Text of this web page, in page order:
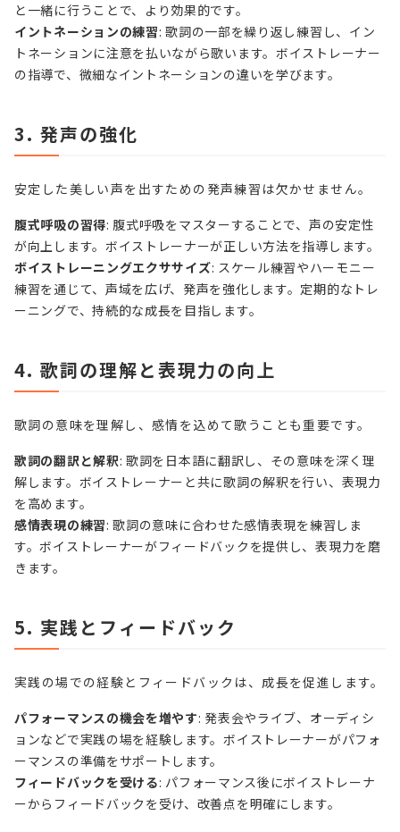
と一緒に行うことで、より効果的です。
イントネーションの練習: 歌詞の一部を繰り返し練習し、イン
トネーションに注意を払いながら歌います。ボイストレーナー
の指導で、微細なイントネーションの違いを学びます。
3. 発声の強化
安定した美しい声を出すための発声練習は欠かせません。
腹式呼吸の習得: 腹式呼吸をマスターすることで、声の安定性
が向上します。ボイストレーナーが正しい方法を指導します。
ボイストレーニングエクササイズ: スケール練習やハーモニー
練習を通じて、声域を広げ、発声を強化します。定期的なトレ
ーニングで、持続的な成長を目指します。
4. 歌詞の理解と表現力の向上
歌詞の意味を理解し、感情を込めて歌うことも重要です。
歌詞の翻訳と解釈: 歌詞を日本語に翻訳し、その意味を深く理
解します。ボイストレーナーと共に歌詞の解釈を行い、表現力
を高めます。
感情表現の練習: 歌詞の意味に合わせた感情表現を練習しま
す。ボイストレーナーがフィードバックを提供し、表現力を磨
きます。
5. 実践とフィードバック
実践の場での経験とフィードバックは、成長を促進します。
パフォーマンスの機会を増やす: 発表会やライブ、オーディシ
ョンなどで実践の場を経験します。ボイストレーナーがパフォ
ーマンスの準備をサポートします。
フィードバックを受ける: パフォーマンス後にボイストレーナ
ーからフィードバックを受け、改善点を明確にします。